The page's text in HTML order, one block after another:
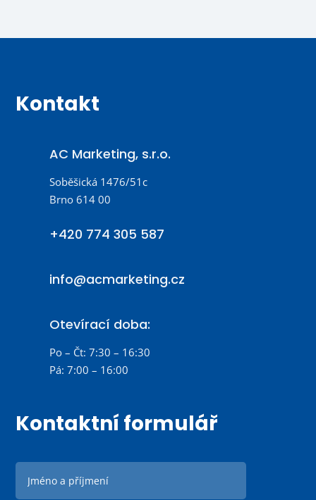
Kontakt
AC Marketing, s.r.o.
Soběšická 1476/51c
Brno 614 00
+420 774 305 587
info@acmarketing.cz
Otevírací doba:
Po – Čt: 7:30 – 16:30
Pá: 7:00 – 16:00
Kontaktní formulář